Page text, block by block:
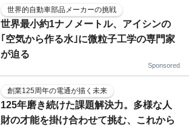
世界的自動車部品メーカーの挑戦
世界最小約1ナノメートル、アイシンの
｢空気から作る水｣に微粒子工学の専門家
が迫る
Sponsored
創業125周年の電通が描く未来
125年磨き続けた課題解決力。多様な人
財の才能を掛け合わせて挑む、これから